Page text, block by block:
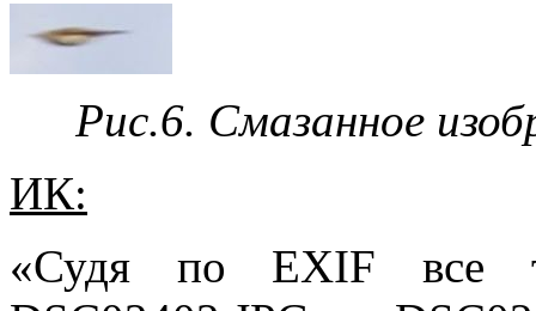
Рис.6. Смазанное
ИК:
«Судя по EXIF все